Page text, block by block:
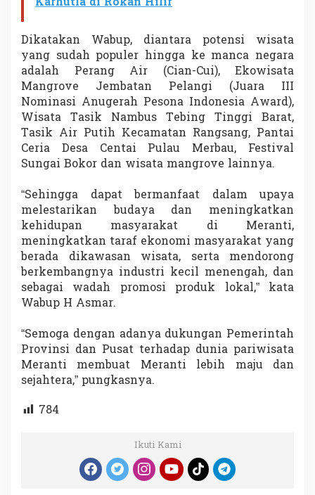
Dikatakan Wabup, diantara potensi wisata
yang sudah populer hingga ke manca negara
adalah Perang Air (Cian-Cui), Ekowisata
Mangrove Jembatan Pelangi (Juara III
Nominasi Anugerah Pesona Indonesia Award),
Wisata Tasik Nambus Tebing Tinggi Barat,
Tasik Air Putih Kecamatan Rangsang, Pantai
Ceria Desa Centai Pulau Merbau, Festival
Sungai Bokor dan wisata mangrove lainnya.
“Sehingga dapat bermanfaat dalam upaya
melestarikan budaya dan meningkatkan
kehidupan masyarakat di Meranti,
meningkatkan taraf ekonomi masyarakat yang
berada dikawasan wisata, serta mendorong
berkembangnya industri kecil menengah, dan
sebagai wadah promosi produk lokal,” kata
Wabup H Asmar.
“Semoga dengan adanya dukungan Pemerintah
Provinsi dan Pusat terhadap dunia pariwisata
Meranti membuat Meranti lebih maju dan
sejahtera,” pungkasnya.
784
Ikuti Kami